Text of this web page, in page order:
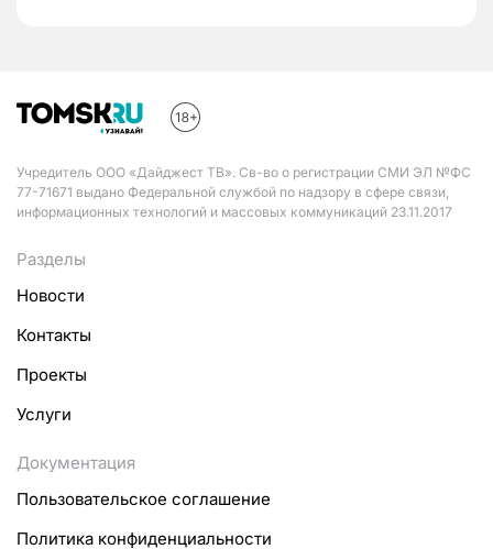
Учредитель ООО «Дайджест ТВ». Св-во о регистрации СМИ ЭЛ №ФС
77-71671 выдано Федеральной службой по надзору в сфере связи,
информационных технологий и массовых коммуникаций 23.11.2017
Разделы
Новости
Контакты
Проекты
Услуги
Документация
Пользовательское соглашение
Политика конфиденциальности